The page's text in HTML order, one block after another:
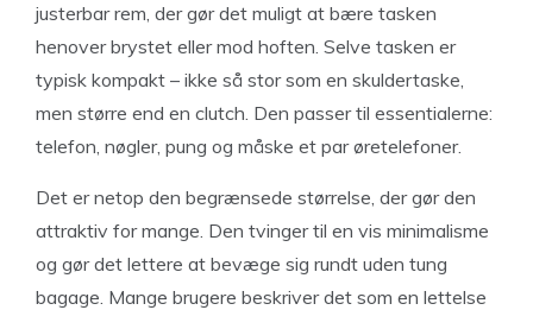
justerbar rem, der gør det muligt at bære tasken
henover brystet eller mod hoften. Selve tasken er
typisk kompakt – ikke så stor som en skuldertaske,
men større end en clutch. Den passer til essentialerne:
telefon, nøgler, pung og måske et par øretelefoner.
Det er netop den begrænsede størrelse, der gør den
attraktiv for mange. Den tvinger til en vis minimalisme
og gør det lettere at bevæge sig rundt uden tung
bagage. Mange brugere beskriver det som en lettelse